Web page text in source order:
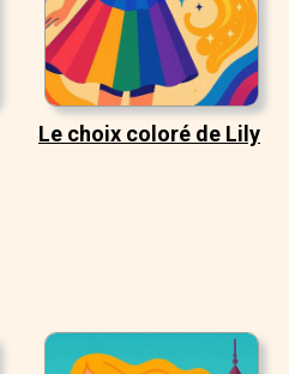
Le choix coloré de Lily